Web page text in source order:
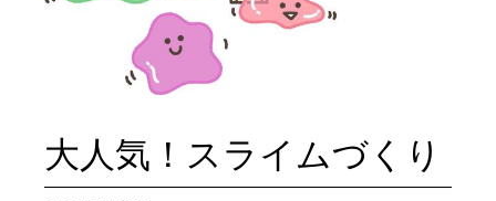
大人気！スライムづくり